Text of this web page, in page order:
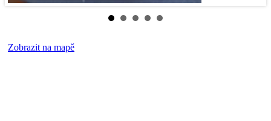
Zobrazit na mapě